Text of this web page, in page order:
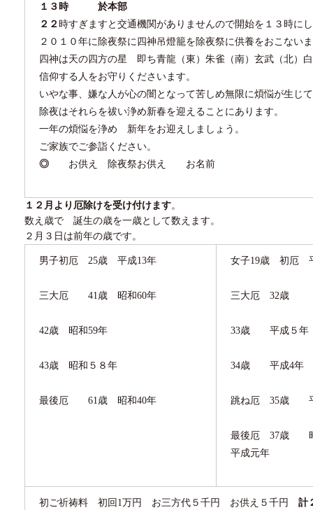
１３ 時 於本部
２２ 時すぎますと交通機関がありませんので開始を１３時に
２０１０年に除夜祭に四神吊燈籠を除夜祭に供養をおこない
四神は天の四方の星 即ち青龍（東）朱雀（南）玄武（北）
信仰する人をお守りくださいます。
いやな事、嫌な人が心の闇となって苦しめ無限に煩悩が生じ
除夜はそれらを祓い浄め新春を迎えることにあります。
一年の煩悩を浄め 新年をお迎えしましょう。
ご家族でご参詣ください。
◎お供え 除夜祭お供え お名前
１２月より厄除けを受け付けます。
数え歳で 誕生の歳を一歳として数えます。
２月 ３ 日は前年の歳です。
男子初厄 25歳 平成13年
三大厄 41 歳 昭和60年
42歳 昭和59年
43歳 昭和５８年
最後厄 61 歳 昭和40年
女子19歳 初厄
三大厄 32歳
33歳 平成５年
34歳 平成4年
跳ね厄 35歳
最後厄 37歳
平成元年
初ご祈祷料 初回 1 万円 お三方代５ 千円 お供え ５ 千円 計